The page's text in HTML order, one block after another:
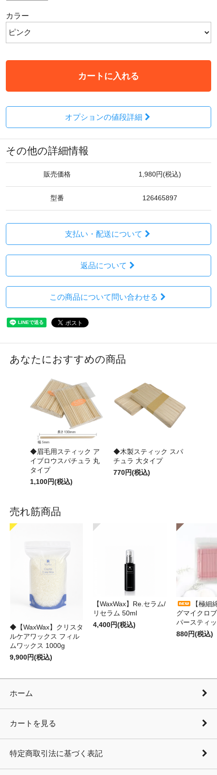
カラー
カートに入れる
オプションの値段詳細
その他の詳細情報
販売価格 1,980円(税込)
型番 126465897
支払い・配送について
返品について
この商品について問い合わせる
あなたにおすすめの商品
◆眉毛用スティック ア
イブロウスパチュラ 丸
タイプ
1,100円(税込)
◆木製スティック スパ
チュラ 大タイプ
770円(税込)
売れ筋商品
◆【WaxWax】クリスタ
ルケアワックス フィル
ムワックス 1000g
9,900円(税込)
【WaxWax】Re.セラム/
リセラム 50ml
4,400円(税込)
【極細
グマイクロ
パースティ
880円(税込)
ホーム
カートを見る
特定商取引法に基づく表記